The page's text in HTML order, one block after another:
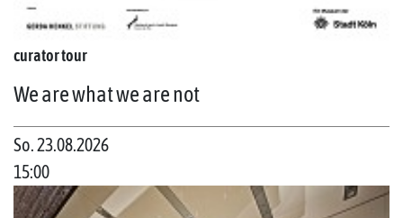
curator tour
We are what we are not
So. 23.08.2026
15:00